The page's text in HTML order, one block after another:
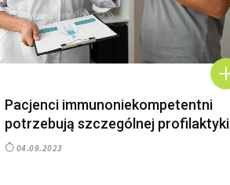
Pacjenci immunoniekompetentni
potrzebują szczególnej profilaktyki
04.09.2023